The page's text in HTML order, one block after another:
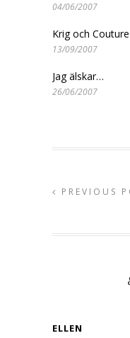
04/06/2007
Krig och
13/09/2007
Jag älskar…
26/06/2007
PREVIOUS
ELLEN